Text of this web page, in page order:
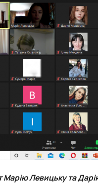
Марію Левицьку та